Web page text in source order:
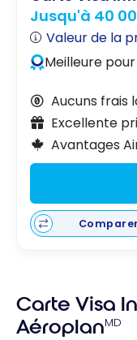
Jusqu'à 40
Valeur de la
Meilleure
Aucuns frais
Excellente
Avantages
Comparer
Carte Visa
AéroplanMD